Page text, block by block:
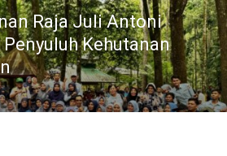
Raja Juli Antoni
Kehutanan